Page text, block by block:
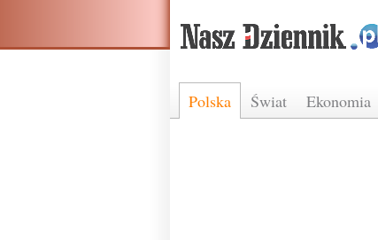
Polska Świat Ekonomia